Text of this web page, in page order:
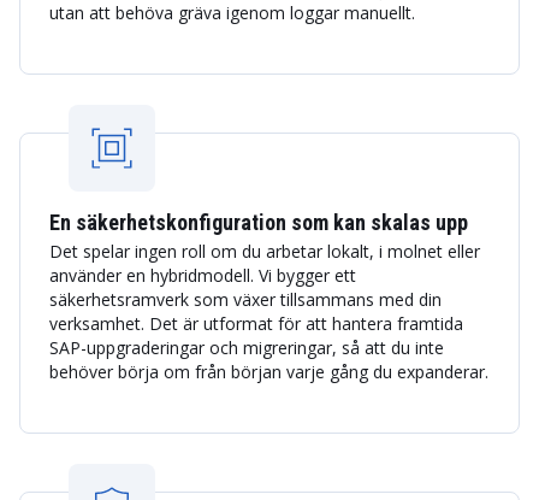
utan att behöva gräva igenom loggar manuellt.
En säkerhetskonfiguration som kan skalas upp
Det spelar ingen roll om du arbetar lokalt, i molnet eller
använder en hybridmodell. Vi bygger ett
säkerhetsramverk som växer tillsammans med din
verksamhet. Det är utformat för att hantera framtida
SAP-uppgraderingar och migreringar, så att du inte
behöver börja om från början varje gång du expanderar.